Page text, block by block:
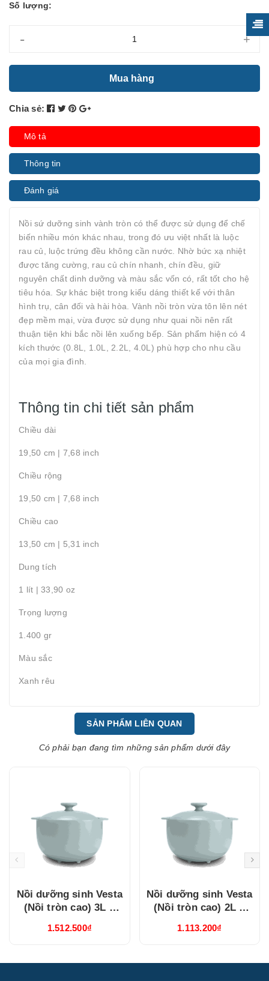
Số lượng:
- +
Mua hàng
Chia sẻ:
Mô tả
Thông tin
Đánh giá
Nồi sứ dưỡng sinh vành tròn có thể được sử dụng để chế
biến nhiều món khác nhau, trong đó ưu việt nhất là luộc
rau củ, luộc trứng đều không cần nước. Nhờ bức xạ nhiệt
được tăng cường, rau củ chín nhanh, chín đều, giữ
nguyên chất dinh dưỡng và màu sắc vốn có, rất tốt cho hệ
tiêu hóa. Sự khác biệt trong kiểu dáng thiết kế với thân
hình trụ, cân đối và hài hòa. Vành nồi tròn vừa tôn lên nét
đẹp mềm mại, vừa được sử dụng như quai nồi nên rất
thuận tiện khi bắc nồi lên xuống bếp. Sản phẩm hiện có 4
kích thước (0.8L, 1.0L, 2.2L, 4.0L) phù hợp cho nhu cầu
của mọi gia đình.
Thông tin chi tiết sản phẩm
Chiều dài
19,50 cm | 7,68 inch
Chiều rộng
19,50 cm | 7,68 inch
Chiều cao
13,50 cm | 5,31 inch
Dung tích
1 lít | 33,90 oz
Trọng lượng
1.400 gr
Màu sắc
Xanh rêu
SẢN PHẨM LIÊN QUAN
Có phải bạn đang tìm những sản phẩm dưới đây
Nồi dưỡng sinh Vesta
(Nồi tròn cao) 3L +
Cook Xám 2
1.512.500₫
Nồi dưỡng sinh Vesta
(Nồi tròn cao) 2L +
Cook Xám 2
1.113.200₫